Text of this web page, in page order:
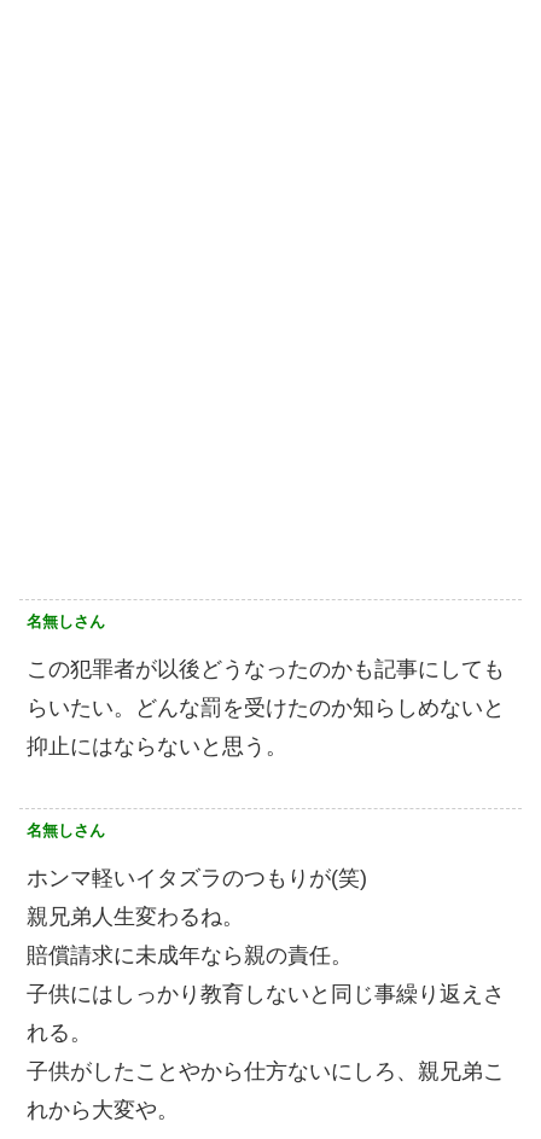
名無しさん
この犯罪者が以後どうなったのかも記事にしても
らいたい。どんな罰を受けたのか知らしめないと
抑止にはならないと思う。
名無しさん
ホンマ軽いイタズラのつもりが(笑)
親兄弟人生変わるね。
賠償請求に未成年なら親の責任。
子供にはしっかり教育しないと同じ事繰り返えさ
れる。
子供がしたことやから仕方ないにしろ、親兄弟こ
れから大変や。